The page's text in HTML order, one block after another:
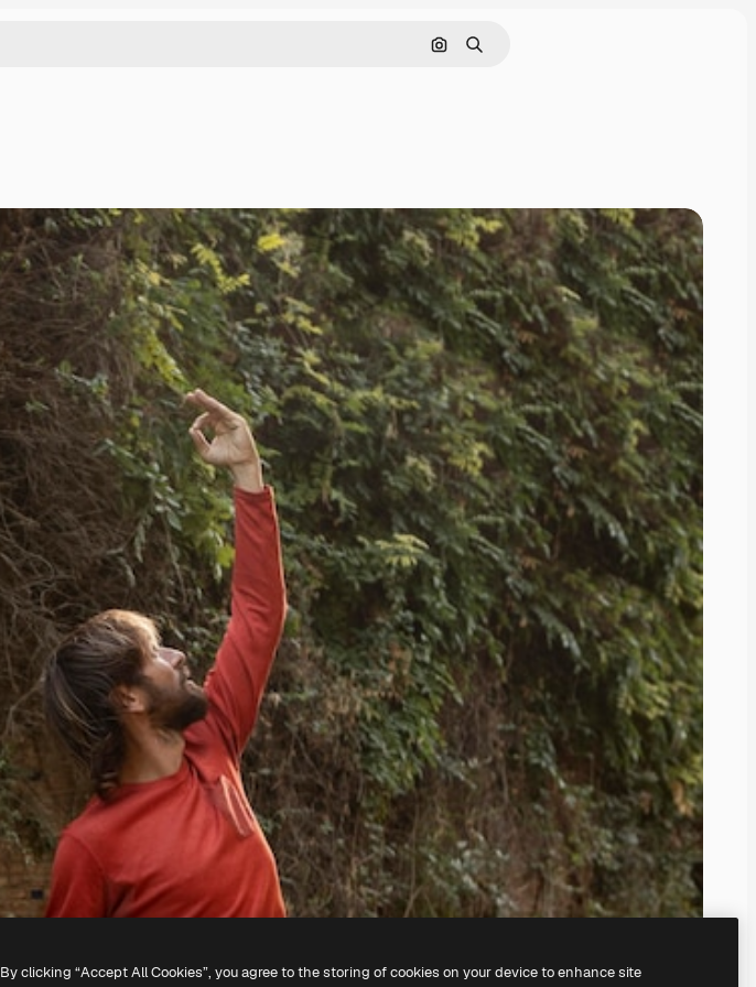
Cerca per immagine
Ricerca
By clicking “Accept All Cookies”, you agree to the storing of cookies on your device to enhance site